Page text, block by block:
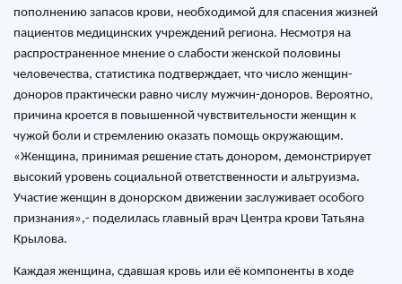
пополнению запасов крови, необходимой для спасения жизней
пациентов медицинских учреждений региона. Несмотря на
распространенное мнение о слабости женской половины
человечества, статистика подтверждает, что число женщин-
доноров практически равно числу мужчин-доноров. Вероятно,
причина кроется в повышенной чувствительности женщин к
чужой боли и стремлению оказать помощь окружающим.
«Женщина, принимая решение стать донором, демонстрирует
высокий уровень социальной ответственности и альтруизма.
Участие женщин в донорском движении заслуживает особого
признания»,- поделилась главный врач Центра крови Татьяна
Крылова.
Каждая женщина, сдавшая кровь или её компоненты в ходе